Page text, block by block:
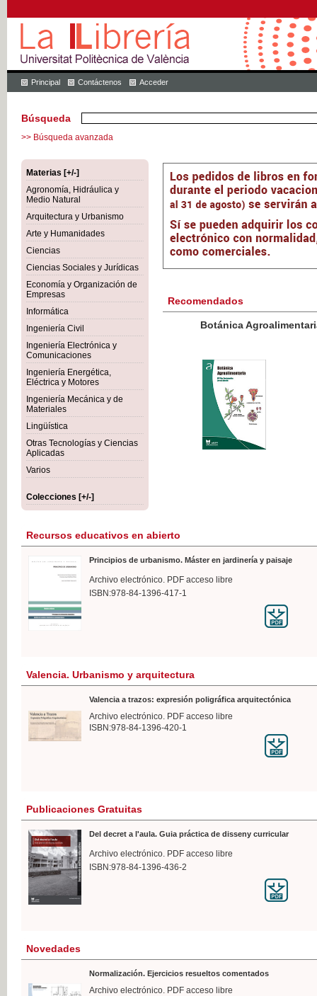
Principal Contáctenos Acceder
Búsqueda
>> Búsqueda avanzada
Materias [+/-]
Agronomía, Hidráulica y
Medio Natural
Arquitectura y Urbanismo
Arte y Humanidades
Ciencias
Ciencias Sociales y Jurídicas
Economía y Organización de
Empresas
Informática
Ingeniería Civil
Ingeniería Electrónica y
Comunicaciones
Ingeniería Energética,
Eléctrica y Motores
Ingeniería Mecánica y de
Materiales
Lingüística
Otras Tecnologías y Ciencias
Aplicadas
Varios
Colecciones [+/-]
Recomendados
Botánica Agroalimentaria
Recursos educativos en abierto
Principios de urbanismo. Máster en jardinería y paisaje
Archivo electrónico. PDF acceso libre
ISBN:978-84-1396-417-1
Valencia. Urbanismo y arquitectura
Valencia a trazos: expresión poligráfica arquitectónica
Archivo electrónico. PDF acceso libre
ISBN:978-84-1396-420-1
Publicaciones Gratuitas
Del decret a l'aula. Guia práctica de disseny curricular
Archivo electrónico. PDF acceso libre
ISBN:978-84-1396-436-2
Novedades
Normalización. Ejercicios resueltos comentados
Archivo electrónico. PDF acceso libre